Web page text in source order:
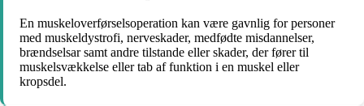
En muskeloverførselsoperation kan være gavnlig for personer
med muskeldystrofi, nerveskader, medfødte misdannelser,
brændselsar samt andre tilstande eller skader, der fører til
muskelsvækkelse eller tab af funktion i en muskel eller
kropsdel.